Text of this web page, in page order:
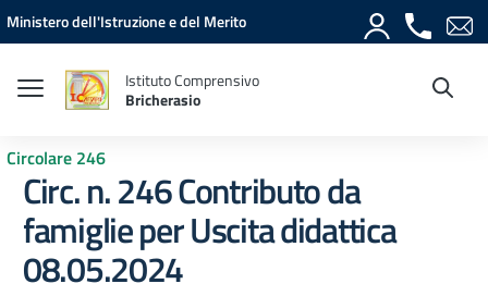
Vai ai contenuti
Vai al menu di navigazione
Vai al footer
Ministero dell'Istruzione e del Merito
Istituto Comprensivo
Bricherasio
Circolare 246
Circ. n. 246 Contributo da
famiglie per Uscita didattica
08.05.2024